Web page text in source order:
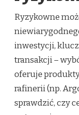
Ryzykowne
inwestycji,
transakcji –
oferuje
rafinerii (np.
sprawdzić, czy